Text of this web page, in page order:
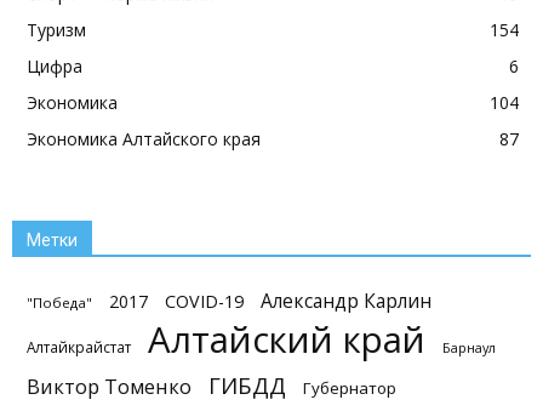
Туризм
154
Цифра
6
Экономика
104
Экономика Алтайского края
87
Метки
"Победа" 2017 COVID-19 Александр Карлин
Алтайкрайстат Алтайский край Барнаул
Виктор Томенко ГИБДД Губернатор